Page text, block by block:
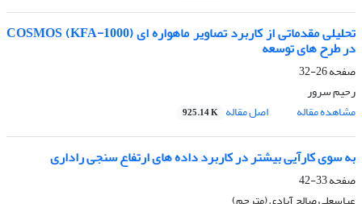
تحلیلی مقدماتی از کاربرد تصاویر ماهواره ای COSMOS (KFA-1000)
در طرح های توسعه
صفحه26-32
رحیم سرور
مشاهده مقاله
اصل مقاله 925.14 K
به سوی کارآیی بیشتر در کاربرد داده های ارتفاع سنجی راداری
صفحه33-42